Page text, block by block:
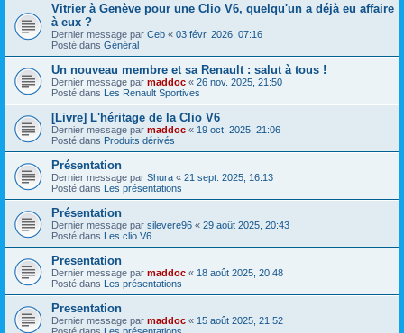
Vitrier à Genève pour une Clio V6, quelqu'un a déjà eu affaire
à eux ?
Dernier message par Ceb « 03 févr. 2026, 07:16
Posté dans Général
Un nouveau membre et sa Renault : salut à tous !
Dernier message par maddoc « 26 nov. 2025, 21:50
Posté dans Les Renault Sportives
[Livre] L'héritage de la Clio V6
Dernier message par maddoc « 19 oct. 2025, 21:06
Posté dans Produits dérivés
Présentation
Dernier message par Shura « 21 sept. 2025, 16:13
Posté dans Les présentations
Présentation
Dernier message par silevere96 « 29 août 2025, 20:43
Posté dans Les clio V6
Presentation
Dernier message par maddoc « 18 août 2025, 20:48
Posté dans Les présentations
Presentation
Dernier message par maddoc « 15 août 2025, 21:52